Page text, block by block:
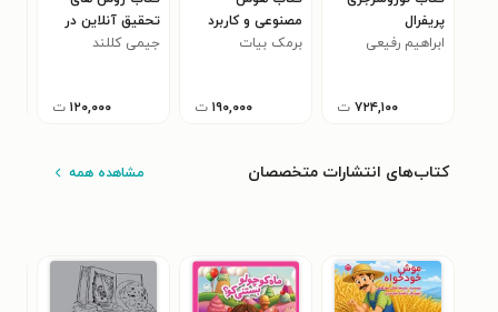
پریفرال
ابراهیم رفیعی
۷۲۴,۱۰۰ ت
مصنوعی و کاربرد
آن در رسانه
برمک بیات
۱۹۰,۰۰۰ ت
تحقیق آنلاین در
مطالعات ورزشی
جیمی کللند
۱۲۰,۰۰۰ ت
کتاب‌های انتشارات متخصصان مشاهده همه